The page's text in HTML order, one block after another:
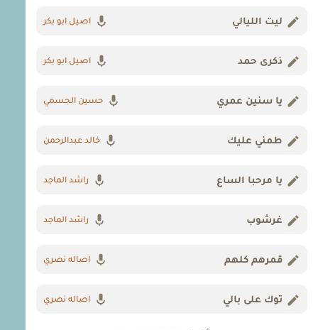
ليت الليالي اصيل ابو بكر
ذكرى حمد اصيل ابو بكر
يا سنين عمري حسين الجسمي
طمني عليك خالد عبدالرحمن
يا مرحبا الساع راشد الماجد
غرشوب راشد الماجد
قمرهم كلهم اصاله نصري
توك على بالي اصاله نصري